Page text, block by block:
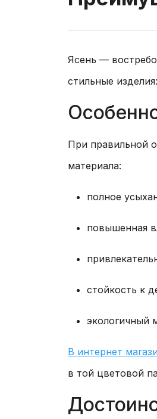
Ясень —
стильные
При правильной
материала:
полное
повышенная
стойкость к
экологичный
В интернет
в той цветовой